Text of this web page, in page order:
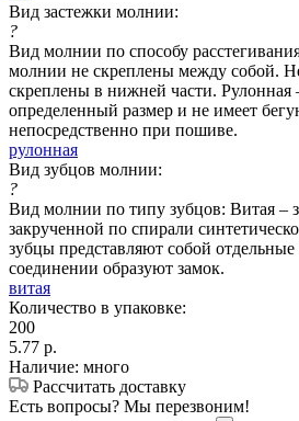
Вид застежки молнии:
?
Вид молнии по способу
молнии не скреплены между собой.
скреплены в нижней части. Рулонная
определенный размер и не имеет
непосредственно при пошиве.
рулонная
Вид зубцов молнии:
?
Вид молнии по типу зубцов: Витая –
закрученной по спирали
зубцы представляют собой
соединении образуют замок.
витая
Количество в упаковке:
200
5.77 р.
Наличие: много
Рассчитать доставку
Есть вопросы? Мы перезвоним!